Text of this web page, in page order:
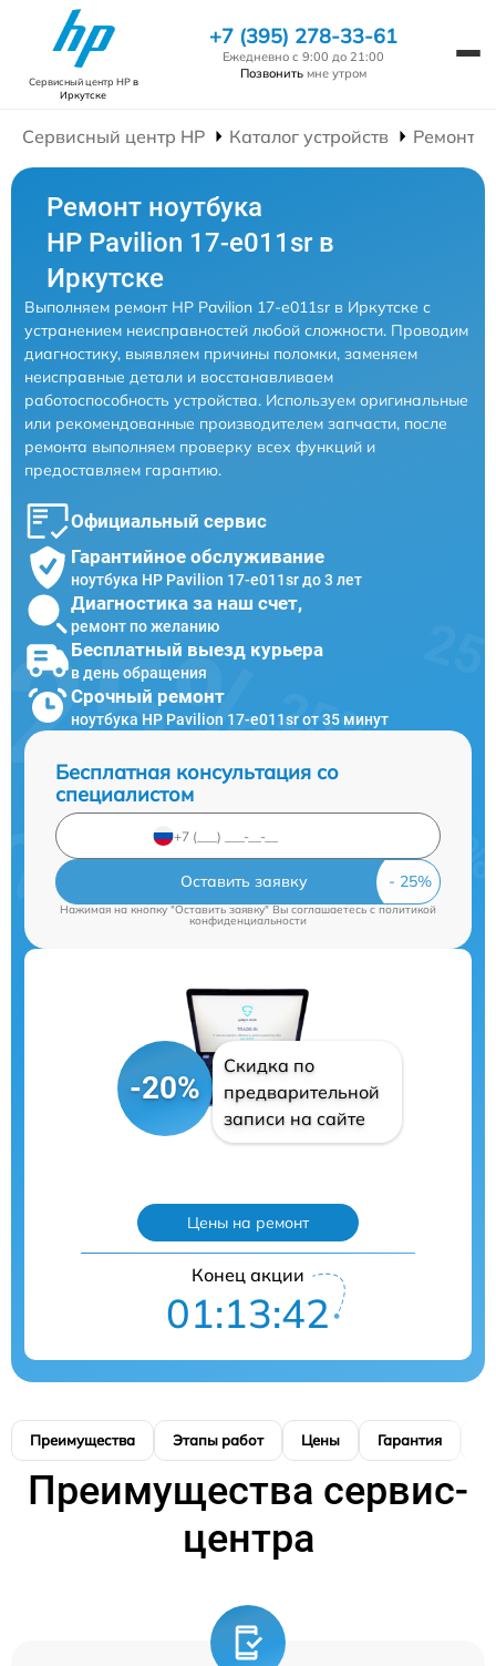
Сервисный центр HPв
Иркутске
+7 (395) 278-33-61
Ежедневно с 9:00 до 21:00
Позвонить мне утром
Сервисный центр HP Каталог устройств Ремонт
Ремонт ноутбука
HP Pavilion 17-e011sr в
Иркутске
Выполняем ремонт HP Pavilion 17-e011sr в Иркутске с
устранением неисправностей любой сложности. Проводим
диагностику, выявляем причины поломки, заменяем
неисправные детали и восстанавливаем
работоспособность устройства. Используем оригинальные
или рекомендованные производителем запчасти, после
ремонта выполняем проверку всех функций и
предоставляем гарантию.
Официальный сервис
Гарантийное обслуживание
ноутбука HP Pavilion 17-e011sr до 3 лет
Диагностика за наш счет,
ремонт по желанию
Бесплатный выезд курьера
в день обращения
Срочный ремонт
ноутбука HP Pavilion 17-e011sr от 35 минут
Бесплатная консультация со
специалистом
Оставить заявку
Нажимая на кнопку "Оставить заявку" Вы соглашаетесь cполитикой
конфиденциальности
-20%
Скидка по
предварительной
записи на сайте
Цены на ремонт
Конец акции
01:13:40
Преимущества Этапы работ Цены Гарантия
Преимущества сервис-
центра